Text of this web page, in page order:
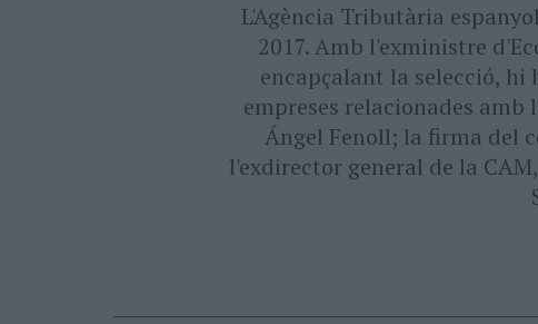
L'Agència Tributària
2017. Amb l'exministre
encapçalant la selecció, hi
empreses relacionades
Ángel Fenoll; la firma del
l'exdirector general de la